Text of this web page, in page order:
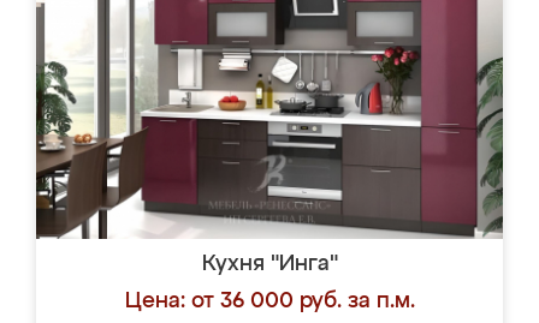
Кухня "Инга"
Цена: от 36 000 руб. за п.м.